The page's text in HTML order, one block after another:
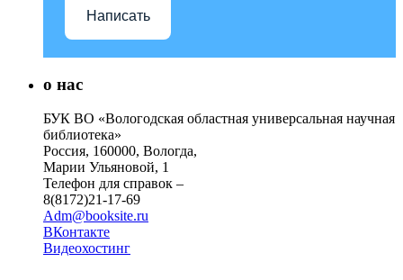
Написать
о нас
БУК ВО «Вологодская областная универсальная научная
библиотека»
Россия, 160000, Вологда,
Марии Ульяновой, 1
Телефон для справок –
8(8172)21-17-69
Adm@booksite.ru
ВКонтакте
Видеохостинг